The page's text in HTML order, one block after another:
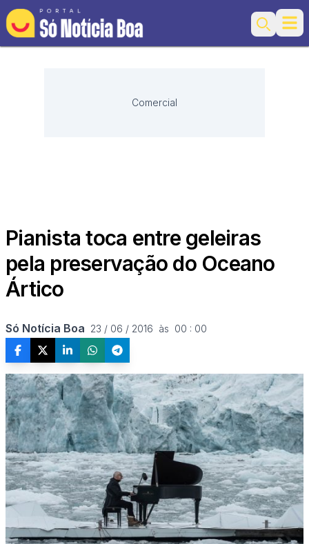
Search
Comercial
Pianista toca entre geleiras
pela preservação do Oceano
Ártico
Só Notícia Boa 23 / 06 / 2016  às  00 : 00